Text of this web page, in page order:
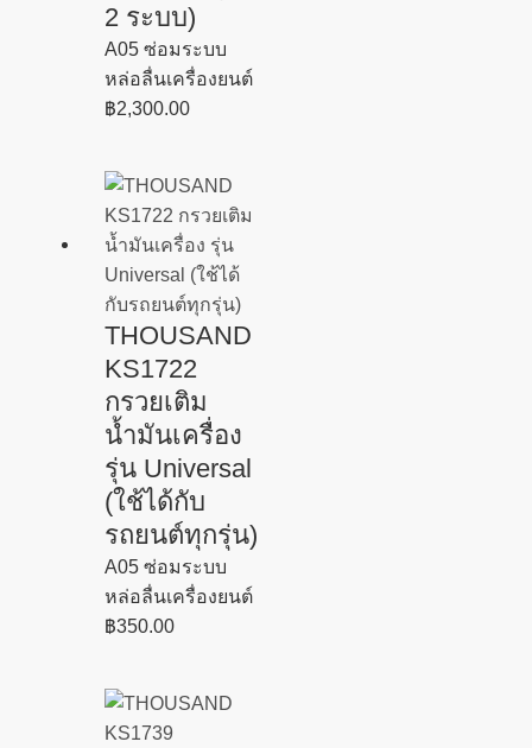
2 ระบบ)
A05 ซ่อมระบบ
หล่อลื่นเครื่องยนต์
฿2,300.00
THOUSAND
KS1722
กรวยเติม
น้ำมันเครื่อง
รุ่น Universal
(ใช้ได้กับ
รถยนต์ทุกรุ่น)
A05 ซ่อมระบบ
หล่อลื่นเครื่องยนต์
฿350.00